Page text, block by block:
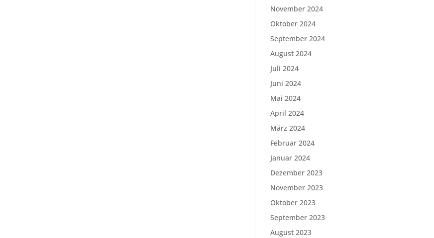
November 2024
Oktober 2024
September 2024
August 2024
Juli 2024
Juni 2024
Mai 2024
April 2024
März 2024
Februar 2024
Januar 2024
Dezember 2023
November 2023
Oktober 2023
September 2023
August 2023